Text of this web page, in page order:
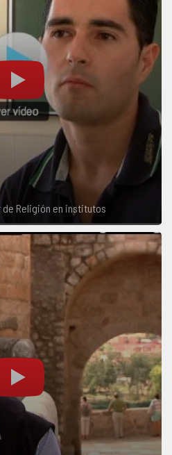
Religión en institutos